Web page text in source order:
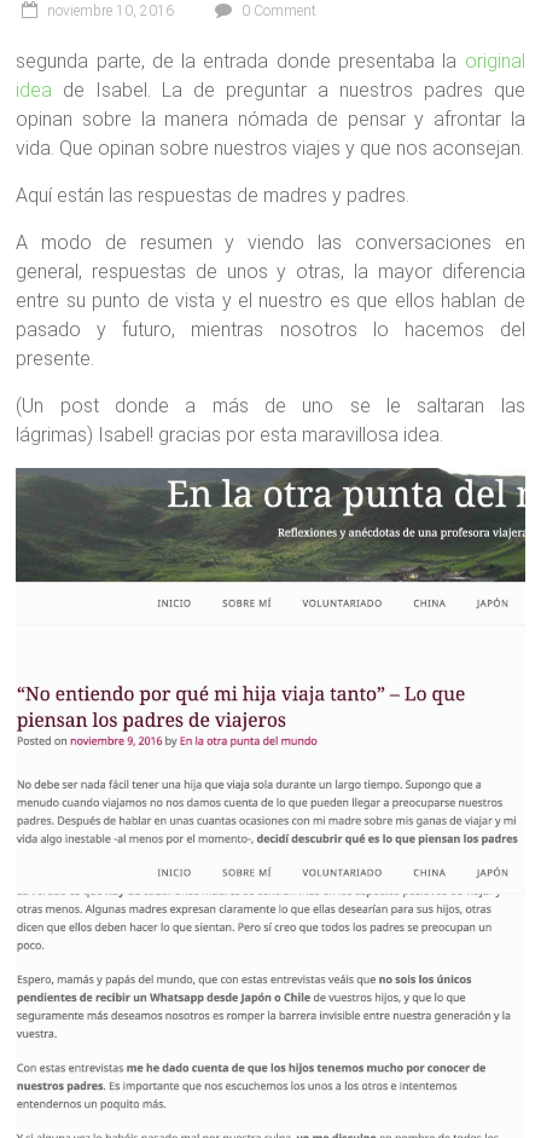
noviembre 10, 2016 0 Comment
segunda parte, de la entrada donde presentaba la original
idea de Isabel. La de preguntar a nuestros padres que
opinan sobre la manera nómada de pensar y afrontar la
vida. Que opinan sobre nuestros viajes y que nos aconsejan.
Aquí están las respuestas de madres y padres.
A modo de resumen y viendo las conversaciones en
general, respuestas de unos y otras, la mayor diferencia
entre su punto de vista y el nuestro es que ellos hablan de
pasado y futuro, mientras nosotros lo hacemos del
presente.
(Un post donde a más de uno se le saltaran las
lágrimas) Isabel! gracias por esta maravillosa idea.